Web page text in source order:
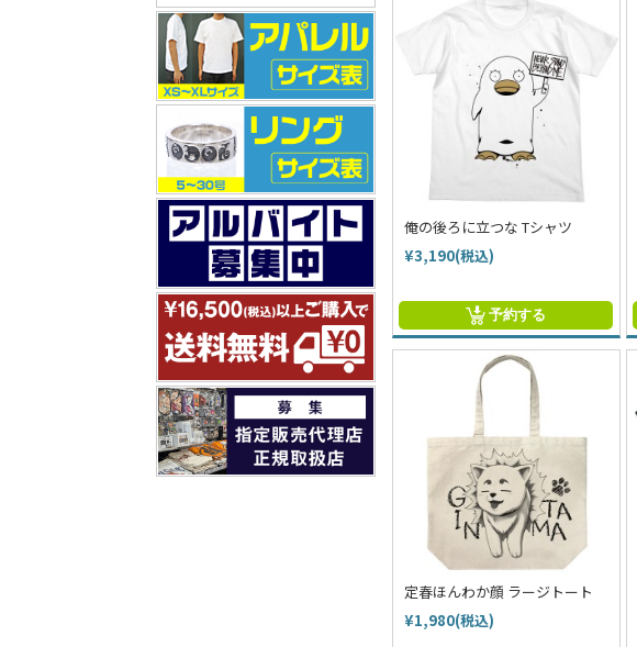
俺の後ろに立つな Tシャツ
¥3,190(税込)
予約する
定春ほんわか顔 ラージトート
¥1,980(税込)